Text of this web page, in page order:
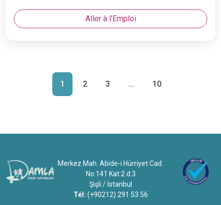
Aller à l'Emploi
1 2 3 ... 10
Merkez Mah. Abide-i Hürriyet Cad.
No:141 Kat:2 d:3
Şişli / İstanbul
Tél: (+90212) 291 53 56